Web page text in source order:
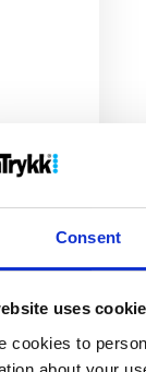
Consent
uses
cookies to
kulepenn